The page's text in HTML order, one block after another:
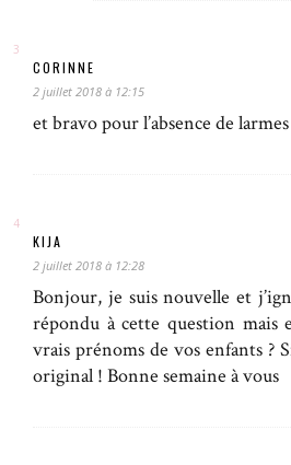
CORINNE
2 juillet 2018 à 12:15
et bravo pour l’absence de larmes
KIJA
2 juillet 2018 à 12:28
Bonjour, je suis nouvelle et
répondu à cette question mais
vrais prénoms de vos enfants ?
original ! Bonne semaine à vous